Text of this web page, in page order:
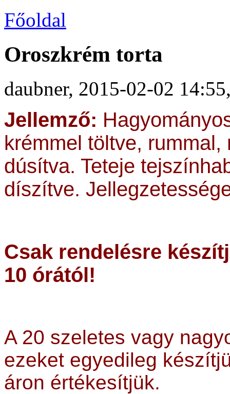
Főoldal
Oroszkrém torta
daubner, 2015-02-02
Jellemző:
krémmel töltve,
dúsítva. Teteje
díszítve.
Csak rendelésre
10 órától!
A 20 szeletes vagy
ezeket egyedileg
áron értékesítjük.